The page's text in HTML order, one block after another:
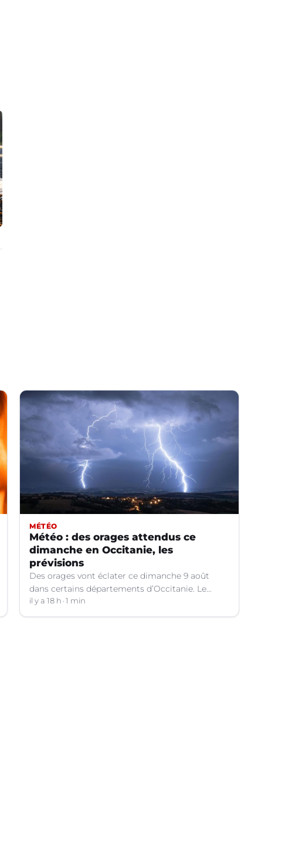
MÉTÉO
Météo : des orages attendus ce
dimanche en Occitanie, les
prévisions
Des orages vont éclater ce dimanche 9 août
dans certains départements d’Occitanie. Le
bulletin météo.
il y a 18 h 1 min